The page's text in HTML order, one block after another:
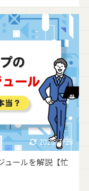
2026/7/28
ュールを解説【忙